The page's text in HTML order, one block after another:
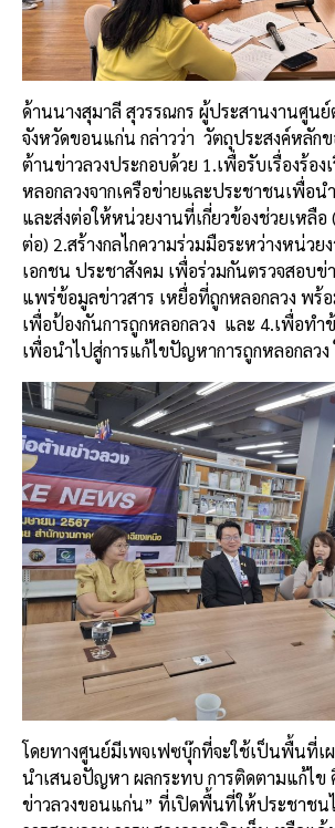
ด้านนางสุมาลี สุวรรณกร ผู้ประสานงานศูน
จังหวัดขอนแก่น กล่าวว่า วัตถุประสงค์หลัก
ต้านข่าวลวงประกอบด้วย 1.เพื่อรับเรื่องร้อง
หลอกลวงจากเครือข่ายและประชาชนเพื่อน
และส่งต่อให้หน่วยงานที่เกี่ยวข้องช่วยเหลือ (
ต่อ) 2.สร้างกลไกความร่วมมือระหว่างหน่วย
เอกชน ประชาสังคม เพื่อร่วมกันตรวจสอบข่
แพร่ข้อมูลข่าวสาร เหยื่อที่ถูกหลอกลวง พร้
เพื่อป้องกันการถูกหลอกลวง และ 4.เพื่อทำ
เพื่อนำไปสู่การแก้ไขปัญหาการถูกหลอกลว
โดยทางศูนย์มีเพจเฟซบุ๊กที่จะใช้เป็นพื้นที่เ
นำเสนอปัญหา ผลกระทบ การติดตามแก้ไข
ข่าวลวงขอนแก่น” ที่เปิดพื้นที่ให้ประชาชน